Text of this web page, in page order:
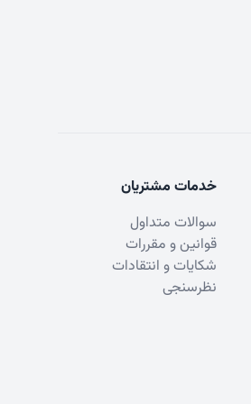
خدمات مشتریان
سوالات متداول
قوانین و مقررات
شکایات و انتقادات
نظرسنجی